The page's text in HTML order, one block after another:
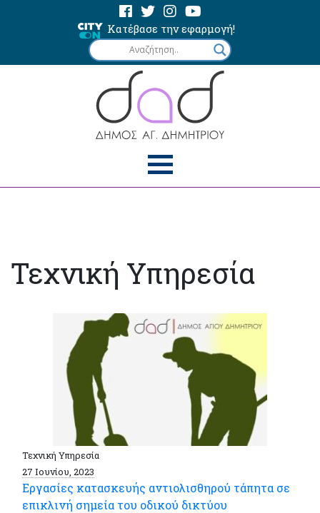
Κατέβασε την εφαρμογή!
Τεχνική Υπηρεσία
Τεχνική Υπηρεσία
27 Ιουνίου, 2023
Εργασίες κατασκευής αντιολισθηρού τάπητα σε
επικλινή σημεία του οδικού δικτύου